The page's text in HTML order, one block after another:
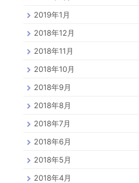
2019年1月
2018年12月
2018年11月
2018年10月
2018年9月
2018年8月
2018年7月
2018年6月
2018年5月
2018年4月